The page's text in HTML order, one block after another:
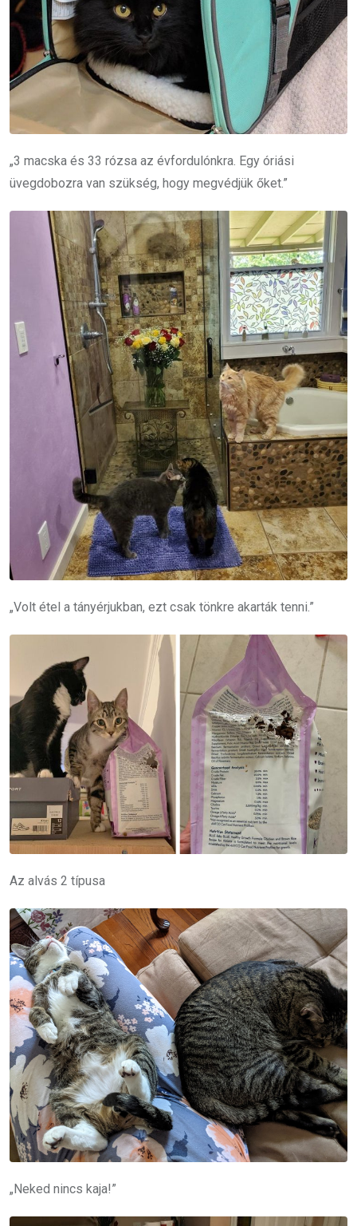
„3 macska és 33 rózsa az évfordulónkra. Egy óriási
üvegdobozra van szükség, hogy megvédjük őket.”
„Volt étel a tányérjukban, ezt csak tönkre akarták tenni.”
Az alvás 2 típusa
„Neked nincs kaja!”